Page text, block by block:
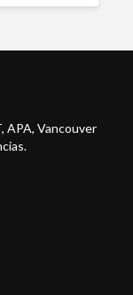
APA, Vancouver